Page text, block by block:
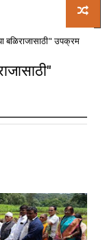
बळिराजासाठी" उपक्रम